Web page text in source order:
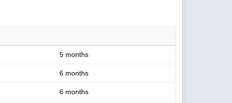
5 months
6 months
6 months